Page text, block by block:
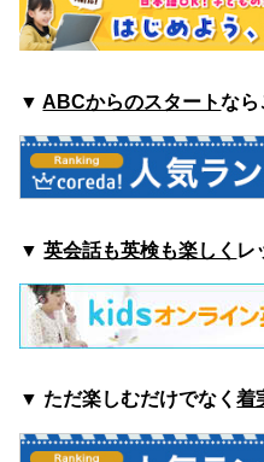
▼ABCからのスタートなら
▼英会話も英検も楽しく レ
▼ ただ楽しむだけでなく着